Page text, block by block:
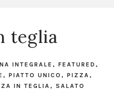
teglia
INTEGRALE , FEATURED ,
,PIATTO UNICO ,PIZZA ,
IN TEGLIA ,SALATO